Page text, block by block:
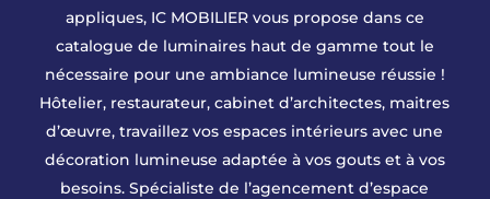
appliques, IC MOBILIER vous propose dans ce
catalogue de luminaires haut de gamme tout le
nécessaire pour une ambiance lumineuse réussie !
Hôtelier, restaurateur, cabinet d’architectes, maitres
d’œuvre, travaillez vos espaces intérieurs avec une
décoration lumineuse adaptée à vos gouts et à vos
besoins. Spécialiste de l’agencement d’espace